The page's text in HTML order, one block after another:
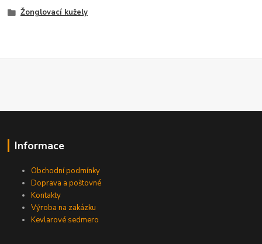
Žonglovací kužely
Informace
Obchodní podmínky
Doprava a poštovné
Kontakty
Výroba na zakázku
Kevlarové sedmero